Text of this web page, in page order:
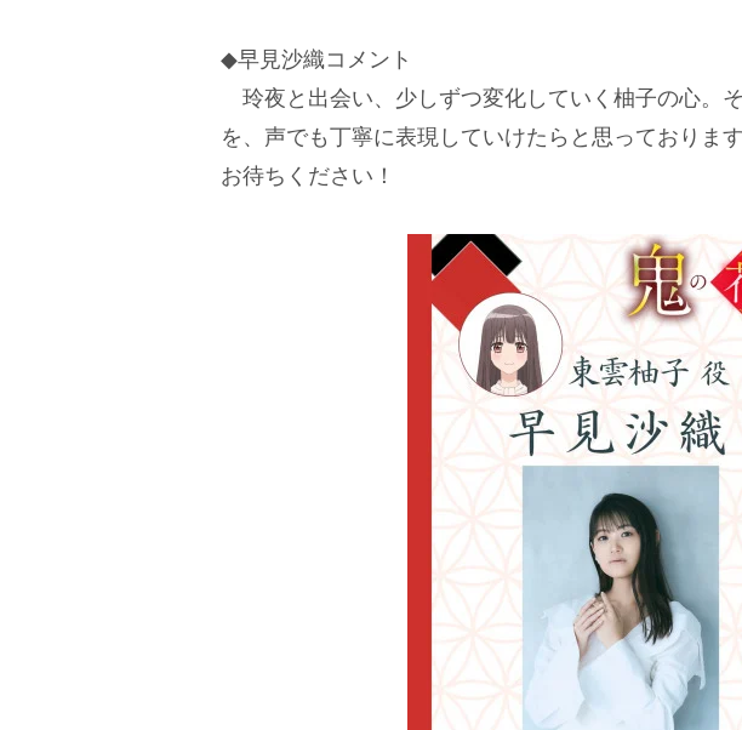
◆早見沙織コメント
玲夜と出会い、少しずつ変化していく柚子の心。
を、声でも丁寧に表現していけたらと思っておりま
お待ちください！